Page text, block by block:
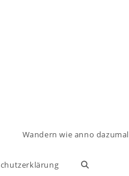
Wandern wie anno dazumal
Website-